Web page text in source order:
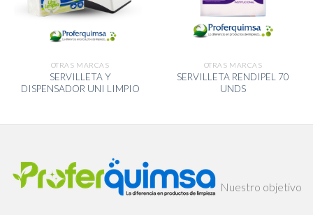
OTRAS MARCAS
SERVILLETA Y
DISPENSADOR UNI LIMPIO
OTRAS MARCAS
SERVILLETA RENDIPEL 70
UNDS
Nuestro objetivo